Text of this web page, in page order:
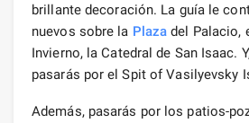
brillante decoración. La guía le
nuevos sobre la Plaza del Palacio,
Invierno, la Catedral de San Isaac.
pasarás por el Spit of Vasilyevsky
Además, pasarás por los patios-